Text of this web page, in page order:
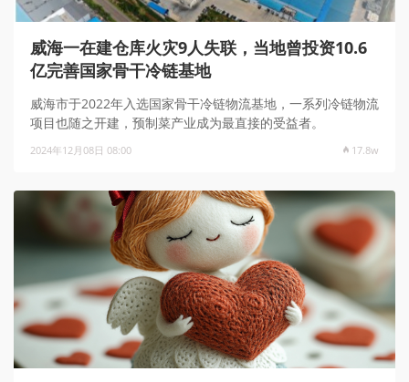
威海一在建仓库火灾9人失联，当地曾投资10.6
亿完善国家骨干冷链基地
威海市于2022年入选国家骨干冷链物流基地，一系列冷链物流
项目也随之开建，预制菜产业成为最直接的受益者。
2024年12月08日 08:00 17.8w